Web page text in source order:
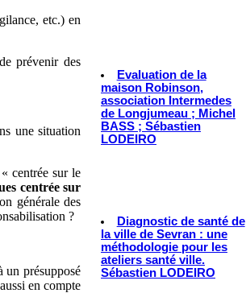
etc.) en
prévenir des
une situation
centrée sur le
centrée sur
générale des
?
un présupposé
en compte
Evaluation de la
maison Robinson,
association Intermedes
de Longjumeau ; Michel
BASS ; Sébastien
LODEIRO
Diagnostic de santé de
la ville de Sevran : une
méthodologie pour les
ateliers santé ville.
Sébastien LODEIRO